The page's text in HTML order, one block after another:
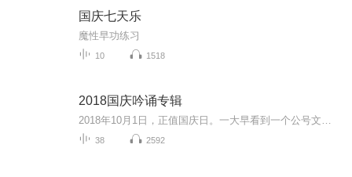
国庆七天乐
魔性早功练习
10 1518
2018国庆吟诵专辑
38 2592